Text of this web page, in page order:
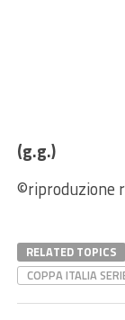
(g.g.)
©riproduzione
RELATED TOPICS
COPPA ITALIA